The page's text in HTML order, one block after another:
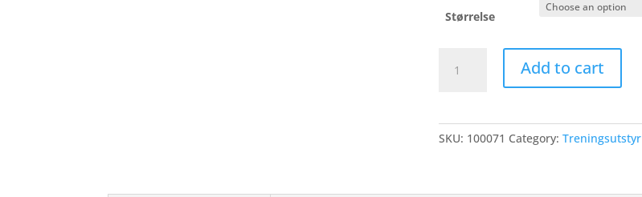
Størrelse
paddle
Add to cart
SKU: 100071 Category:Treningsutstyr